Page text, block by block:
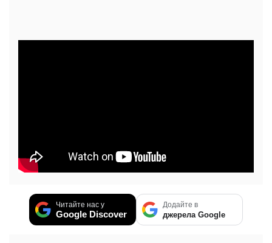
Читайте нас у
Google Discover
Додайте в
джерела Google